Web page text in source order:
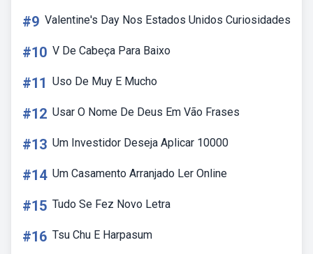
#9 Valentine's Day Nos Estados Unidos Curiosidades
#10 V De Cabeça Para Baixo
#11 Uso De Muy E Mucho
#12 Usar O Nome De Deus Em Vão Frases
#13 Um Investidor Deseja Aplicar 10000
#14 Um Casamento Arranjado Ler Online
#15 Tudo Se Fez Novo Letra
#16 Tsu Chu E Harpasum